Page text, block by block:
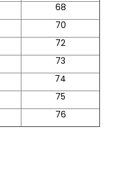
68
70
72
73
74
75
76